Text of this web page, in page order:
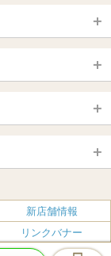
山形
谷・春日部
新宿
麻布・六本木
・東京・新橋
岐阜県
上前津・鶴舞
池・黒川・大曽根
・津島・小牧
丸御池駅
淀屋橋・北浜
橋（大阪市）
岡山
媛（松山）
高知
佐賀
熊本
新店舗情報
リンクバナー